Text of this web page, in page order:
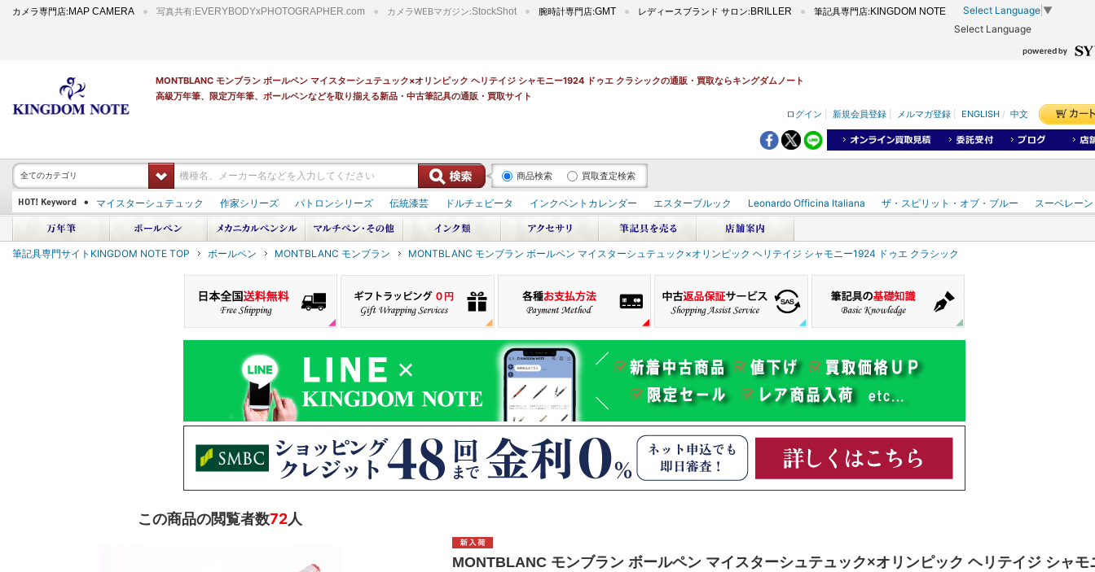
カメラ専門店:MAP CAMERA 写真共有: EVERYBODYxPHOTOGRAPHER.com カメラWEBマガジン:StockShot 腕時計専門店:GMT レディースブランド サロン:BRILLER 筆記具専門店:KINGDOM NOTE Select Language ▼
Select Language
MONTBLANC モンブラン ボールペン マイスターシュテュック×オリンピック ヘリテイジ シャモニー1924 ドゥエ クラシックの通販・買取ならキングダムノート
高級万年筆、限定万年筆、ボールペンなどを取り揃える新品・中古筆記具の通販・買取サイト
ログイン
新規会員登録 メルマガ登録 ENGLISH / 中文
全てのカテゴリ 商品検索 買取査定検索
マイスターシュテュック 作家シリーズ パトロンシリーズ 伝統漆芸 ドルチェビータ インクベントカレンダー エスターブルック Leonardo Officina Italiana ザ・スピリット・オブ・ブルー
スーベレーン
PILOT 蒔絵
ダイアミン ボトルインク
筆記具専門サイトKINGDOM NOTE TOP ボールペン MONTBLANC モンブラン MONTBLANC モンブラン ボールペン マイスターシュテュック×オリンピック ヘリテイジ シャモニー1924 ドゥエ クラシック
MONTBLANC モンブラン ボールペン マイスターシュテュック×オリンピック ヘリテイジ シャモ
この商品の閲覧者数72人